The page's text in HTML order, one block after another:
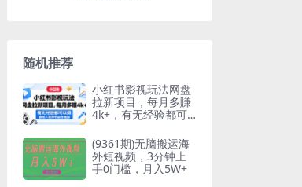
随机推荐
小红书影视玩法网盘
拉新项目，每月多賺
4k+，有无经验都可
副业选择
(9361期)无脑搬运海
外短视频，3分钟上
手0门槛，月入5W+